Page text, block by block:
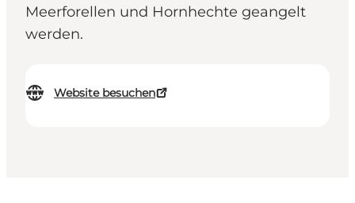
Meerforellen und Hornhechte geangelt
werden.
Website besuchen